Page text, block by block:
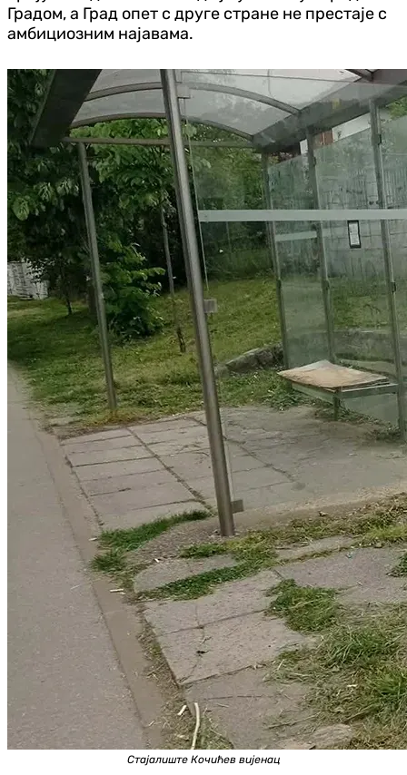
Градом, а Град опет с друге стране не престаје с
амбициозним најавама.
Стајалиште Кочићев вијенац